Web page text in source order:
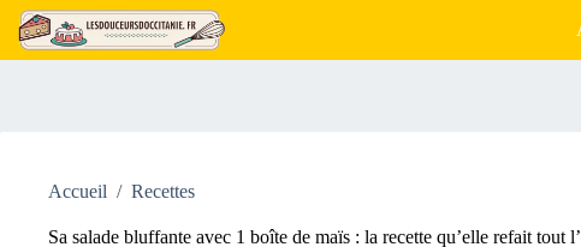
Passer
contenu
Accueil / Recettes
Sa salade bluffante avec 1 boîte de maïs : la recette qu’elle refait tout